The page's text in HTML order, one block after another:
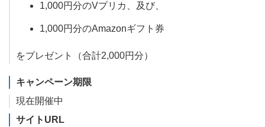
1,000円分のVプリカ、及び、
1,000円分のAmazonギフト券
をプレゼント（合計2,000円分）
キャンペーン期限
現在開催中
サイトURL